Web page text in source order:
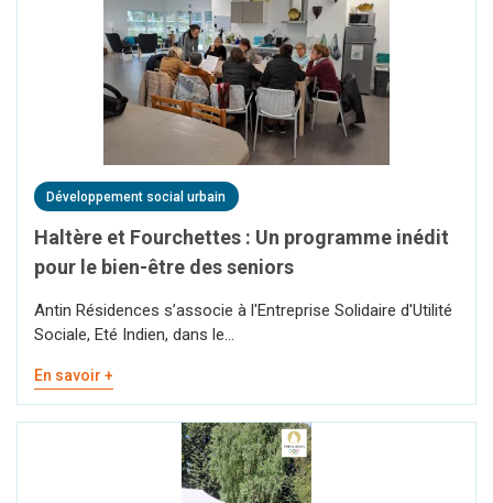
Développement social urbain
Haltère et Fourchettes : Un programme inédit
pour le bien-être des seniors
Antin Résidences s’associe à l'Entreprise Solidaire d'Utilité
Sociale, Eté Indien, dans le...
En savoir +